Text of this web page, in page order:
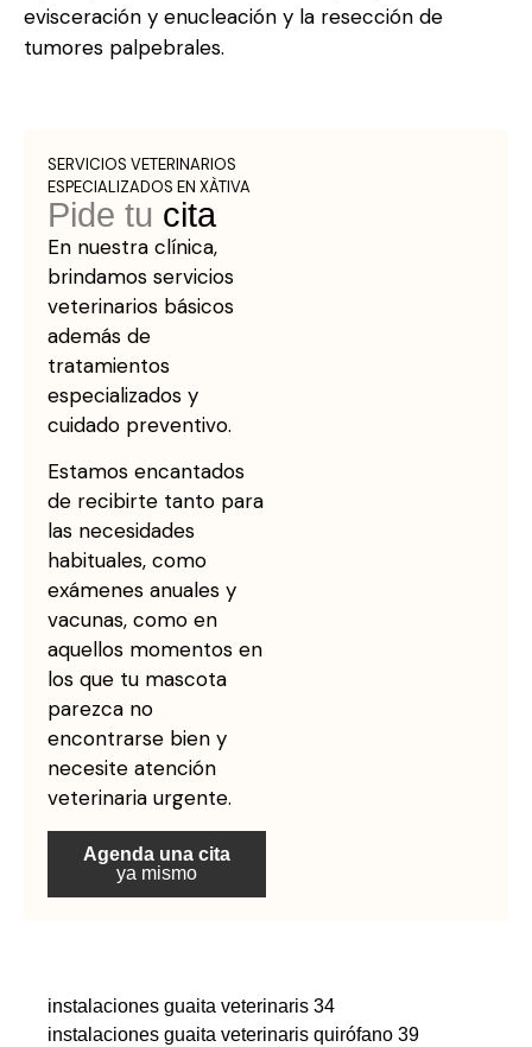
evisceración y enucleación y la resección de
tumores palpebrales.
SERVICIOS VETERINARIOS
ESPECIALIZADOS EN XÀTIVA
Pide tu cita
En nuestra clínica,
brindamos servicios
veterinarios básicos
además de
tratamientos
especializados y
cuidado preventivo.
Estamos encantados
de recibirte tanto para
las necesidades
habituales, como
exámenes anuales y
vacunas, como en
aquellos momentos en
los que tu mascota
parezca no
encontrarse bien y
necesite atención
veterinaria urgente.
Agenda una cita
ya mismo
instalaciones guaita veterinaris 34
instalaciones guaita veterinaris quirófano 39